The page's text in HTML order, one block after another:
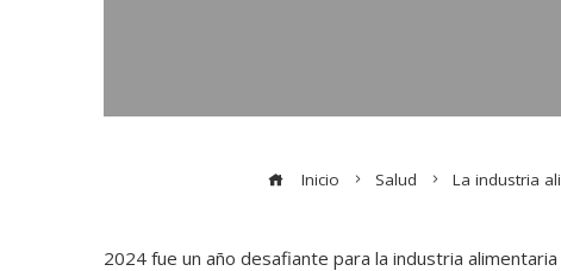
Inicio Salud La industria
2024 fue un año desafiante para la industria